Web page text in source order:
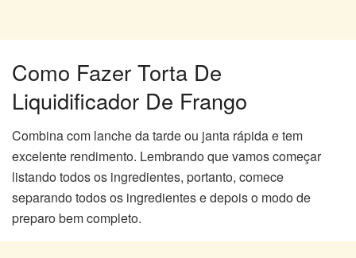
Como Fazer Torta De
Liquidificador De Frango
Combina com lanche da tarde ou janta rápida e tem
excelente rendimento. Lembrando que vamos começar
listando todos os ingredientes, portanto, comece
separando todos os ingredientes e depois o modo de
preparo bem completo.